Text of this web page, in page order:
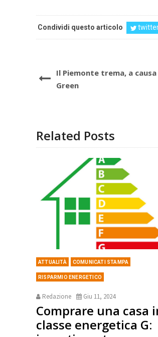
Condividi questo articolo
Il Piemonte trema, a
Green
Related Posts
ATTUALITÀ COMUNICATI STAMPA
RISPARMIO ENERGETICO
Redazione Giu 11, 2024
Comprare una casa
classe energetica G: